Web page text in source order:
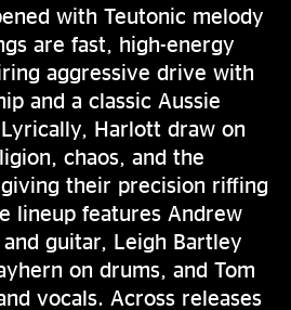
with Teutonic melody
are fast, high-energy
aggressive drive with
and a classic Aussie
Harlott draw on
chaos, and the
their precision riffing
lineup features Andrew
guitar, Leigh Bartley
on drums, and Tom
vocals. Across releases